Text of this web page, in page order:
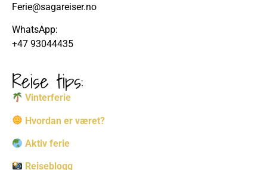
Ferie@sagareiser.no
WhatsApp:
+47 93044435
Reise tips:
Vinterferie
Hvordan er været?
Aktiv ferie
Reiseblogg